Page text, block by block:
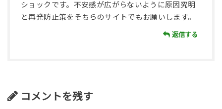
ショックです。不安感が広がらないように原因究明
と再発防止策をそちらのサイトでもお願いします。
返信する
コメントを残す